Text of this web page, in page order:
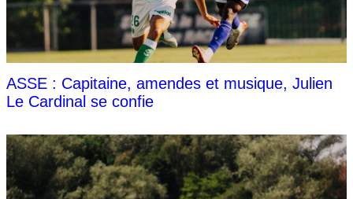
ASSE : Capitaine, amendes et musique, Julien
Le Cardinal se confie